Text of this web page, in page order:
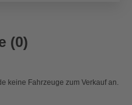
(0)
keine Fahrzeuge zum Verkauf an.